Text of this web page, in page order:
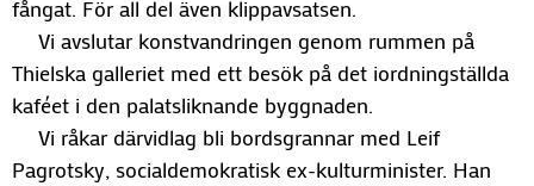
fångat. För all del även klippavsatsen.
Vi avslutar konstvandringen genom rummen på
Thielska galleriet med ett besök på det iordningställda
kaféet i den palatsliknande byggnaden.
Vi råkar därvidlag bli bordsgrannar med Leif
Pagrotsky, socialdemokratisk ex-kulturminister. Han